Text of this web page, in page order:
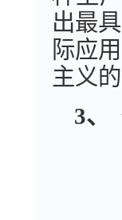
出最
际应
主义
3、